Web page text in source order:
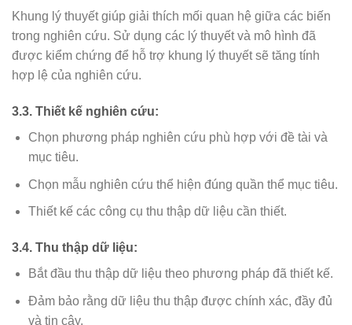
Khung lý thuyết giúp giải thích mối quan hệ giữa các biến
trong nghiên cứu. Sử dụng các lý thuyết và mô hình đã
được kiểm chứng để hỗ trợ khung lý thuyết sẽ tăng tính
hợp lệ của nghiên cứu.
3.3. Thiết kế nghiên cứu:
Chọn phương pháp nghiên cứu phù hợp với đề tài và
mục tiêu.
Chọn mẫu nghiên cứu thể hiện đúng quần thể mục tiêu.
Thiết kế các công cụ thu thập dữ liệu cần thiết.
3.4. Thu thập dữ liệu:
Bắt đầu thu thập dữ liệu theo phương pháp đã thiết kế.
Đảm bảo rằng dữ liệu thu thập được chính xác, đầy đủ
và tin cậy.